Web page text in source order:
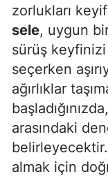
zorlukları
sele, uygun
sürüş keyfinizi
seçerken
ağırlıklar
arasındaki
almak için